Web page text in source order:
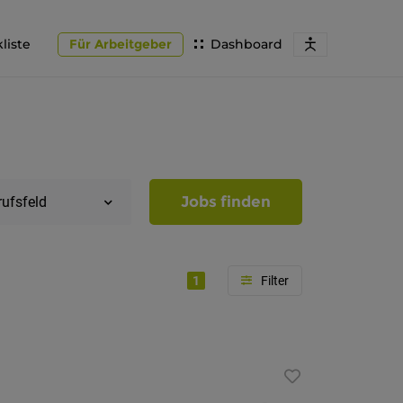
Dashboard
Für Arbeitgeber
Jobs finden
1